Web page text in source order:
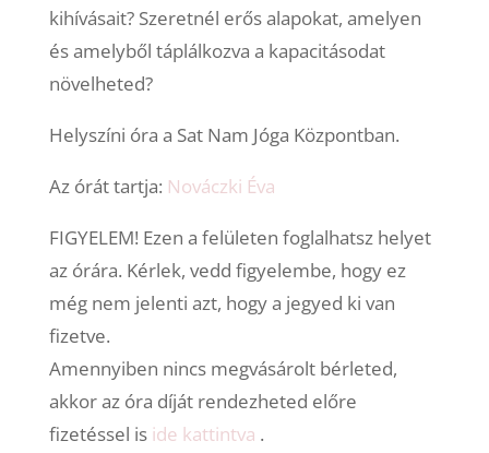
kihívásait? Szeretnél erős alapokat, amelyen
és amelyből táplálkozva a kapacitásodat
növelheted?
Helyszíni óra a Sat Nam Jóga Központban.
Az órát tartja: Nováczki Éva
FIGYELEM! Ezen a felületen foglalhatsz helyet
az órára. Kérlek, vedd figyelembe, hogy ez
még nem jelenti azt, hogy a jegyed ki van
fizetve.
Amennyiben nincs megvásárolt bérleted,
akkor az óra díját rendezheted előre
fizetéssel is ide kattintva .